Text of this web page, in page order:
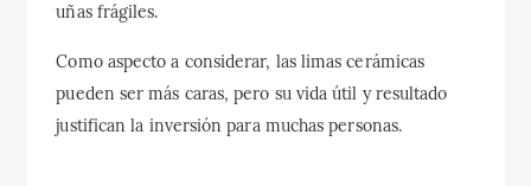
uñas frágiles.
Como aspecto a considerar, las limas cerámicas
pueden ser más caras, pero su vida útil y resultado
justifican la inversión para muchas personas.